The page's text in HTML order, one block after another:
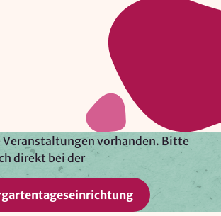
vorhanden. Bitte
direkt bei der
Art. 6 Abs. 1 lit. f DSGVO
(z. B. für Karten von Mapbox,
oder optionale zusätzliche